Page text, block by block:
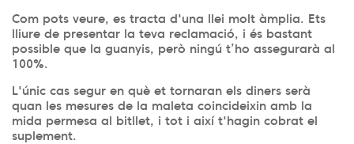
Com pots veure, es tracta d'una llei molt àmplia. Ets
lliure de presentar la teva reclamació, i és bastant
possible que la guanyis, però ningú t’ho assegurarà al
100%.
L'únic cas segur en què et tornaran els diners serà
quan les mesures de la maleta coincideixin amb la
mida permesa al bitllet, i tot i així t'hagin cobrat el
suplement.